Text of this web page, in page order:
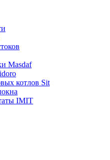
Masdaf
котлов Sit
IMIT